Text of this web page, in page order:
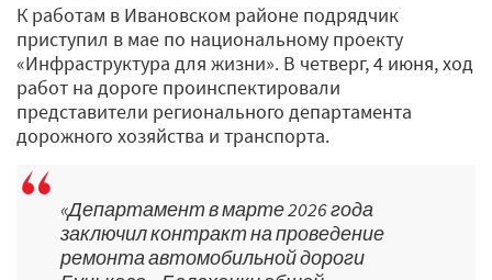
К работам в Ивановском районе подрядчик
приступил в мае по национальному проекту
«Инфраструктура для жизни». В четверг, 4 июня, ход
работ на дороге проинспектировали
представители регионального департамента
дорожного хозяйства и транспорта.
«Департамент в марте 2026 года
заключил контракт на проведение
ремонта автомобильной дороги